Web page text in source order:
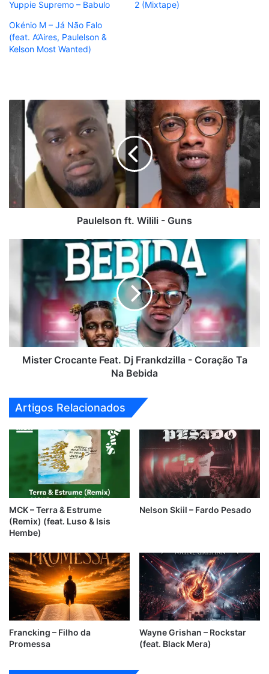
Yuppie Supremo – Babulo
2 (Mixtape)
Okénio M – Já Não Falo
(feat. A’Aires, Paulelson &
Kelson Most Wanted)
Paulelson
Paulelson ft. Wilili - Guns
Frankdzilla
Coração
Na
BebidaMister Crocante Feat. Dj Frankdzilla - Coração Ta
Na Bebida
Artigos Relacionados
MCK – Terra & Estrume
(Remix) (feat. Luso & Isis
Hembe)
Nelson Skiil – Fardo Pesado
Francking – Filho da
Promessa
Wayne Grishan – Rockstar
(feat. Black Mera)